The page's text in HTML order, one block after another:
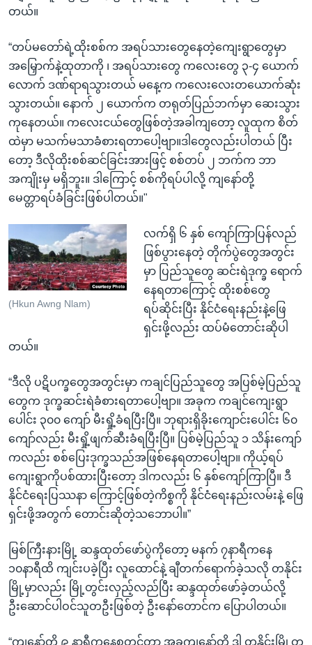
တယ်။
“တပ်မတော်ရဲ့ထိုးစစ်က အရပ်သားတွေနေတဲ့ကျေးရွာတွေမှာ
အမြှောက်နဲ့ထုတာကို ၊ အရပ်သားတွေ ကလေးတွေ ၃-၄ ယောက်
လောက် ဒဏ်ရာရသွားတယ် မနေ့က ကလေးလေးတယောက်ဆုံး
သွားတယ်။ နောက် ၂ ယောက်က တရုတ်ပြည်ဘက်မှာ ဆေးသွား
ကုနေတယ်။ ကလေးငယ်တွေဖြစ်တဲ့အခါကျတော့ လူထုက စိတ်
ထဲမှာ မသက်မသာခံစားရတာပေါ့ဗျာ။ဒါတွေလည်းပါတယ် ပြီး
တော့ ဒီလိုထိုးစစ်ဆင်ခြင်းအားဖြင့် စစ်တပ် ၂ ဘက်က ဘာ
အကျိုးမှ မရှိဘူး။ ဒါကြောင့် စစ်ကိုရပ်ပါလို့ ကျနော်တို့
မေတ္တာရပ်ခံခြင်းဖြစ်ပါတယ်။"
(Hkun Awng Nlam)
လက်ရှိ ၆ နှစ် ကျော်ကြာပြန်လည်
ဖြစ်ပွားနေတဲ့ တိုက်ပွဲတွေအတွင်း
မှာ ပြည်သူတွေ ဆင်းရဲဒုက္ခ ရောက်
နေရတာကြောင့် ထိုးစစ်တွေ
ရပ်ဆိုင်းပြီး နိုင်ငံရေးနည်းနဲ့ဖြေ
ရှင်းဖို့လည်း ထပ်မံတောင်းဆိုပါ
တယ်။
“ဒီလို ပဋိပက္ခတွေအတွင်းမှာ ကချင်ပြည်သူတွေ အပြစ်မဲ့ပြည်သူ
တွေက ဒုက္ခဆင်းရဲခံစားရတာပေါ့ဗျာ။ အခုက ကချင်ကျေးရွာ
ပေါင်း ၃၀၀ ကျော် မီးရှို့ခံရပြီးပြီ။ ဘုရားရှိခိုးကျောင်းပေါင်း ၆၀
ကျော်လည်း မီးရှို့ဖျက်ဆီးခံရပြီးပြီ။ ပြစ်မဲ့ပြည်သူ ၁ သိန်းကျော်
ကလည်း စစ်ပြေးဒုက္ခသည်အဖြစ်နေရတာပေါ့ဗျာ။ ကိုယ့်ရပ်
ကျေးရွာကိုပစ်ထားပြီးတော့ ဒါကလည်း ၆ နှစ်ကျော်ကြာပြီ။ ဒီ
နိုင်ငံရေးပြဿနာ ကြောင့်ဖြစ်တဲ့ကိစ္စကို နိုင်ငံရေးနည်းလမ်းနဲ့ ဖြေ
ရှင်းဖို့အတွက် တောင်းဆိုတဲ့သဘောပါ။”
မြစ်ကြီးနားမြို့ ဆန္ဒထုတ်ဖော်ပွဲကိုတော့ မနက် ၇နာရီကနေ
၁၀နာရီထိ ကျင်းပခဲ့ပြီး လူထောင်နဲ့ ချီတက်ရောက်ခဲ့သလို တနိုင်း
မြို့မှာလည်း မြို့တွင်းလှည့်လည်ပြီး ဆန္ဒထုတ်ဖော်ခဲ့တယ်လို့
ဦးဆောင်ပါဝင်သူတဦးဖြစ်တဲ့ ဦးနော်တောင်က ပြောပါတယ်။
“ကျနော်တို့ ၉ နာရီကနေစတင်တာ အခုကျနော်တို့ ဒါ တနိုင်းမြို့တ